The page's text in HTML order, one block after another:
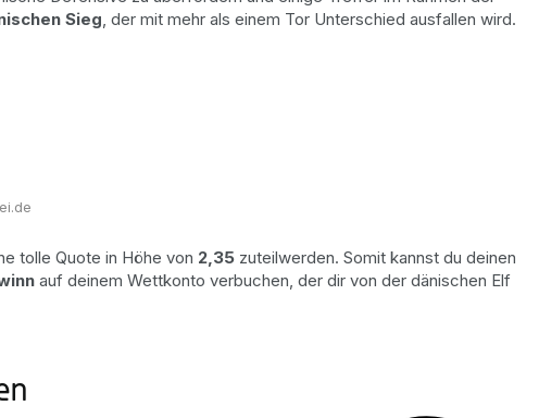
Sieg, der mit mehr als einem Tor Unterschied ausfallen wird.
tolle Quote in Höhe von 2,35 zuteilwerden. Somit kannst du deinen
auf deinem Wettkonto verbuchen, der dir von der dänischen Elf